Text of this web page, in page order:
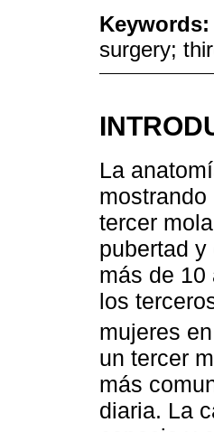
Keywords:
surgery;
La
tercer
pubertad
más de 10
los
mujeres
un tercer
más
diaria. La